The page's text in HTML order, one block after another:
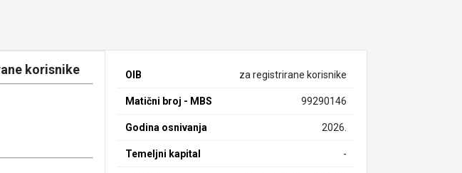
korisnike OIB za registrirane korisnike
Matični broj - MBS 99290146
Godina osnivanja 2026.
Temeljni kapital -